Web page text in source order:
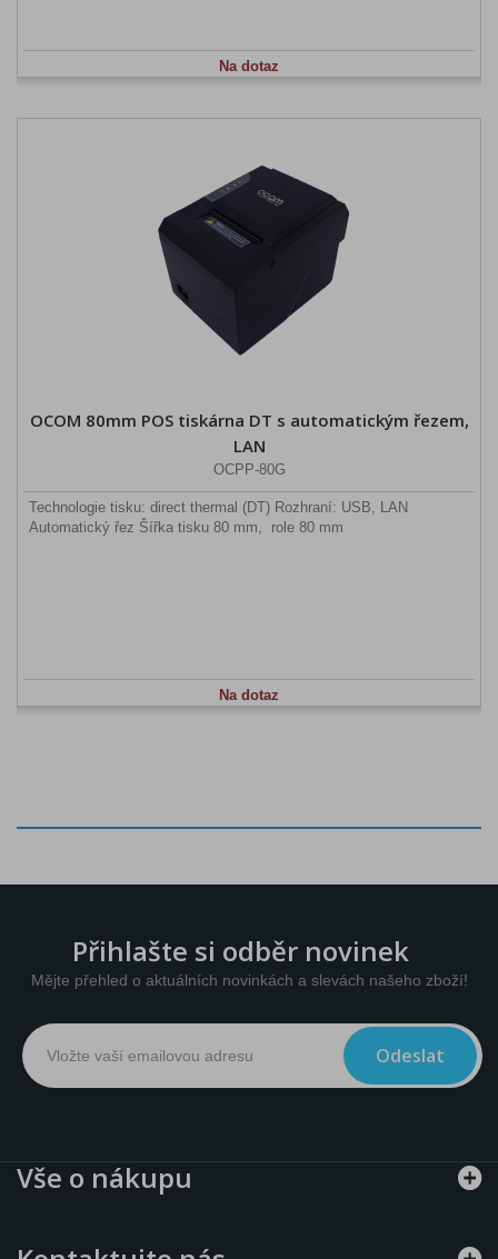
Na dotaz
OCOM 80mm POS tiskárna DT s automatickým řezem,
LAN
OCPP-80G
Technologie tisku: direct thermal (DT) Rozhraní: USB, LAN
Automatický řez Šířka tisku 80 mm, role 80 mm
Na dotaz
Přihlašte si odběr novinek
Mějte přehled o aktuálních novinkách a slevách našeho zboží!
Odeslat
Vše o nákupu